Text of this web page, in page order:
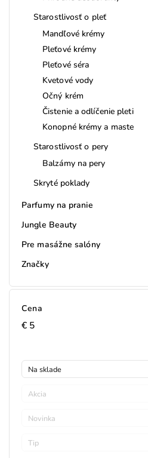
Starostlivosť o pleť
Mandľové krémy
Pleťové krémy
Pleťové séra
Kvetové vody
Očný krém
Čistenie a odlíčenie pleti
Konopné krémy a maste
Starostlivosť o pery
Balzámy na pery
Skryté poklady
Parfumy na pranie
Jungle Beauty
Pre masážne salóny
Značky
Cena
€ 5
Na sklade
Akcia
Novinka
Tip